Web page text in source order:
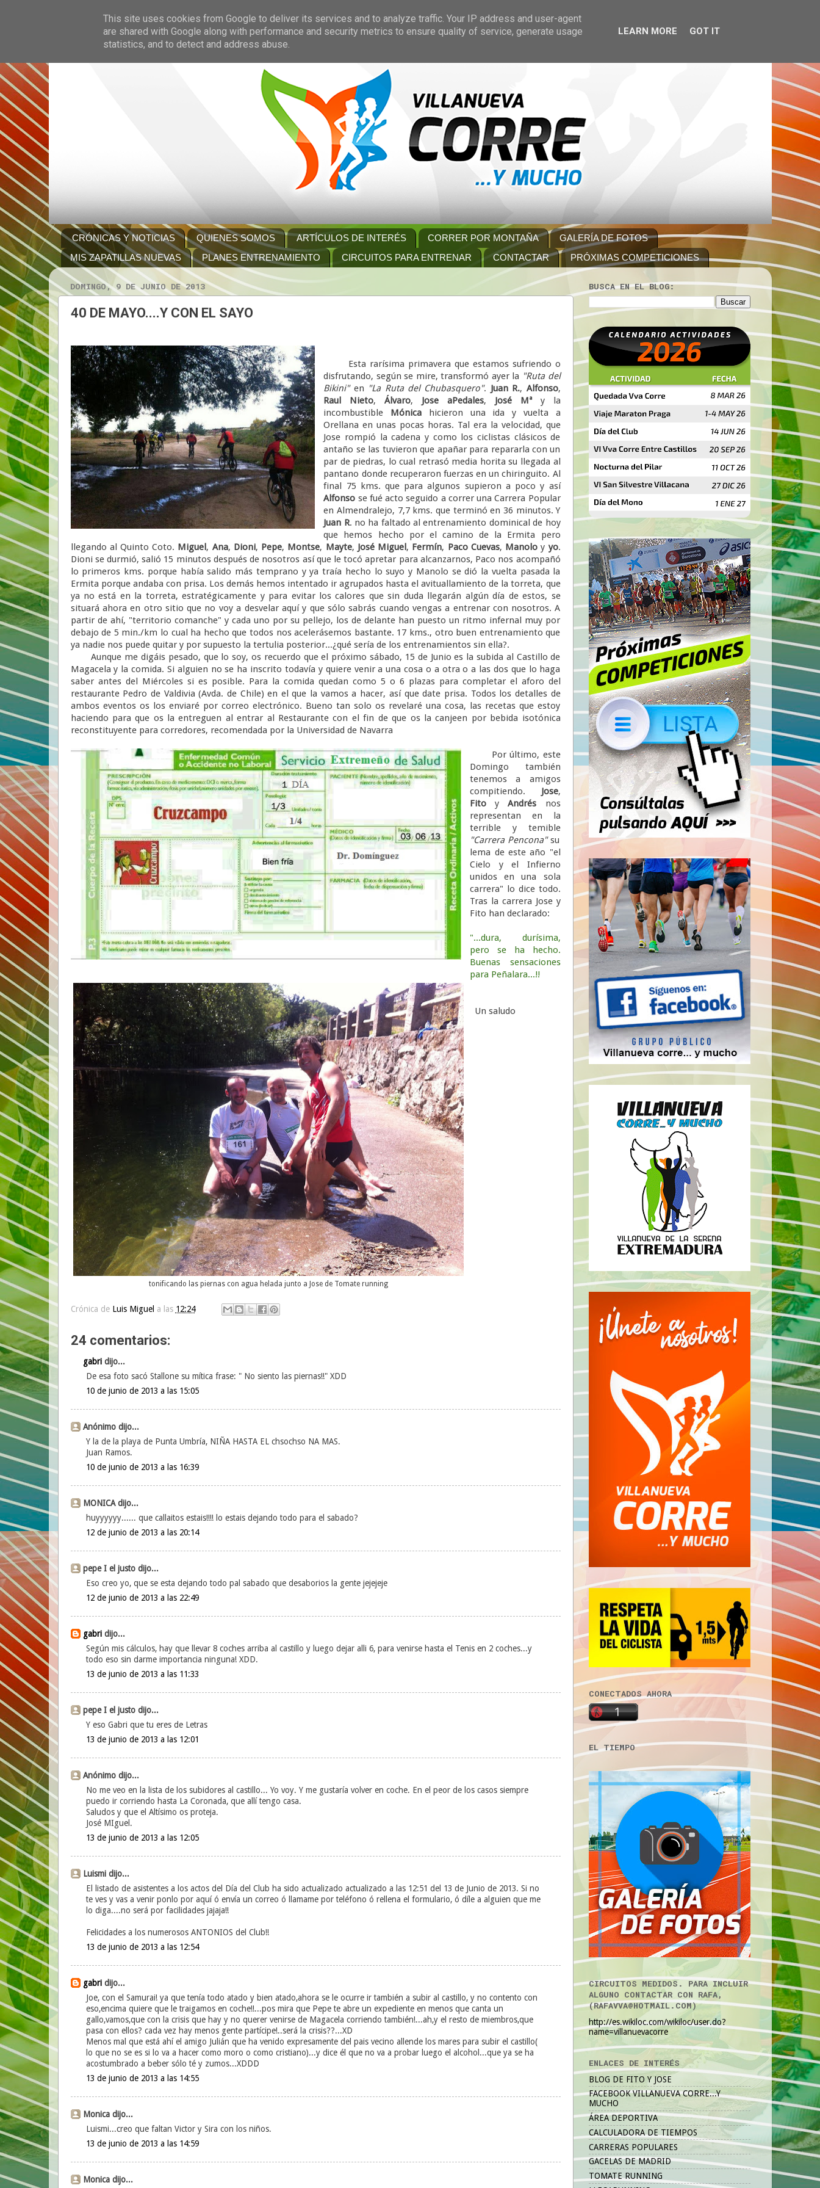
CRÓNICAS Y NOTICIAS QUIENES SOMOS ARTÍCULOS DE INTERÉS CORRER POR MONTAÑA
GALERÍA DE FOTOS
MIS ZAPATILLAS NUEVAS
PLANES ENTRENAMIENTO CIRCUITOS PARA ENTRENAR CONTACTAR PRÓXIMAS COMPETICIONES
DOMINGO, 9 DE JUNIO DE 2013
40 DE MAYO....Y CON EL SAYO
Esta rarísima primavera que estamos sufriendo o
disfrutando, según se mire, transformó ayer la "Ruta del
Bikini"en "La Ruta del Chubasquero". Juan R., Alfonso,
Raul Nieto,Álvaro, Jose aPedales, José Mªy la
incombustible Mónica hicieron una ida y vuelta a
Orellana en unas pocas horas. Tal era la velocidad, que
Jose rompió la cadena y como los ciclistas clásicos de
antaño se las tuvieron que apañar para repararla con un
par de piedras, lo cual retrasó media horita su llegada al
pantano donde recuperaron fuerzas en un chiringuito. Al
final 75 kms. que para algunos supieron a poco y así
Alfonso se fué acto seguido a correr una Carrera Popular
en Almendralejo, 7,7 kms. que terminó en 36 minutos. Y
Juan R. no ha faltado al entrenamiento dominical de hoy
que hemos hecho por el camino de la Ermita pero
llegando al Quinto Coto. Miguel, Ana, Dioni, Pepe, Montse, Mayte, José Miguel, Fermín, Paco Cuevas, Manolo y yo.
Dioni se durmió, salió 15 minutos después de nosotros así que le tocó apretar para alcanzarnos, Paco nos acompañó
lo primeros kms. porque había salido más temprano y ya traía hecho lo suyo y Manolo se dió la vuelta pasada la
Ermita porque andaba con prisa. Los demás hemos intentado ir agrupados hasta el avituallamiento de la torreta, que
ya no está en la torreta, estratégicamente y para evitar los calores que sin duda llegarán algún día de estos, se
situará ahora en otro sitio que no voy a desvelar aquí y que sólo sabrás cuando vengas a entrenar con nosotros. A
partir de ahí, "territorio comanche" y cada uno por su pellejo, los de delante han puesto un ritmo infernal muy por
debajo de 5 min./km lo cual ha hecho que todos nos acelerásemos bastante. 17 kms., otro buen entrenamiento que
ya nadie nos puede quitar y por supuesto la tertulia posterior...¿qué sería de los entrenamientos sin ella?.
Aunque me digáis pesado, que lo soy, os recuerdo que el próximo sábado, 15 de Junio es la subida al Castillo de
Magacela y la comida. Si alguien no se ha inscrito todavía y quiere venir a una cosa o a otra o a las dos que lo haga
saber antes del Miércoles si es posible. Para la comida quedan como 5 o 6 plazas para completar el aforo del
restaurante Pedro de Valdivia (Avda. de Chile) en el que la vamos a hacer, así que date prisa. Todos los detalles de
ambos eventos os los enviaré por correo electrónico. Bueno tan solo os revelaré una cosa, las recetas que estoy
haciendo para que os la entreguen al entrar al Restaurante con el fin de que os la canjeen por bebida isotónica
reconstituyente para corredores, recomendada por la Universidad de Navarra
Por último, este
Domingo también
tenemos a amigos
compitiendo. Jose,
Fito yAndrés nos
representan en la
terrible y temible
"Carrera Pencona"su
lema de este año "el
Cielo y el Infierno
unidos en una sola
carrera" lo dice todo.
Tras la carrera Jose y
Fito han declarado:
"...dura, durísima,
pero se ha hecho.
Buenas sensaciones
para Peñalara...!!
tonificando las piernas con agua helada junto a Jose de Tomate running
Un saludo
Crónica de Luis Miguel a las 12:24
24 comentarios:
gabridijo...
De esa foto sacó Stallone su mítica frase: " No siento las piernas!!" XDD
10 de junio de 2013 a las 15:05
Anónimo dijo...
Y la de la playa de Punta Umbría, NIÑA HASTA EL chsochso NA MAS.
Juan Ramos.
10 de junio de 2013 a las 16:39
MONICA dijo...
huyyyyyy...... que callaitos estais!!!! lo estais dejando todo para el sabado?
12 de junio de 2013 a las 20:14
pepe I el justo dijo...
Eso creo yo, que se esta dejando todo pal sabado que desaborios la gente jejejeje
12 de junio de 2013 a las 22:49
gabridijo...
Según mis cálculos, hay que llevar 8 coches arriba al castillo y luego dejar alli 6, para venirse hasta el Tenis en 2 coches...y
todo eso sin darme importancia ninguna! XDD.
13 de junio de 2013 a las 11:33
pepe I el justo dijo...
Y eso Gabri que tu eres de Letras
13 de junio de 2013 a las 12:01
Anónimo dijo...
No me veo en la lista de los subidores al castillo... Yo voy. Y me gustaría volver en coche. En el peor de los casos siempre
puedo ir corriendo hasta La Coronada, que allí tengo casa.
Saludos y que el Altísimo os proteja.
José MIguel.
13 de junio de 2013 a las 12:05
Luismi dijo...
El listado de asistentes a los actos del Día del Club ha sido actualizado actualizado a las 12:51 del 13 de Junio de 2013. Si no
te ves y vas a venir ponlo por aquí ó envía un correo ó llamame por teléfono ó rellena el formulario, ó díle a alguien que me
lo diga....no será por facilidades jajaja!!
Felicidades a los numerosos ANTONIOS del Club!!
13 de junio de 2013 a las 12:54
gabridijo...
Joe, con el Samurai! ya que tenía todo atado y bien atado,ahora se le ocurre ir también a subir al castillo, y no contento con
eso,encima quiere que le traigamos en coche!!...pos mira que Pepe te abre un expediente en menos que canta un
gallo,vamos,que con la crisis que hay y no querer venirse de Magacela corriendo también!...ah,y el resto de miembros,que
pasa con ellos? cada vez hay menos gente partícipe!..será la crisis??...XD
Menos mal que está ahí el amigo Julián que ha venido expresamente del pais vecino allende los mares para subir el castillo(
lo que no se es si lo va a hacer como moro o como cristiano)...y dice él que no va a probar luego el alcohol...que ya se ha
acostumbrado a beber sólo té y zumos...XDDD
13 de junio de 2013 a las 14:55
Monica dijo...
Luismi...creo que faltan Victor y Sira con los niños.
13 de junio de 2013 a las 14:59
Monica dijo...
BUSCA EN EL BLOG:
CONECTADOS AHORA
EL TIEMPO
CIRCUITOS MEDIDOS. PARA INCLUIR
ALGUNO CONTACTAR CON RAFA,
(RAFAVVA@HOTMAIL.COM)
http://es.wikiloc.com/wikiloc/user.do?
name=villanuevacorre
ENLACES DE INTERÉS
BLOG DE FITO Y JOSE
FACEBOOK VILLANUEVA CORRE...Y
MUCHO
ÁREA DEPORTIVA
CALCULADORA DE TIEMPOS
CARRERAS POPULARES
GACELAS DE MADRID
TOMATE RUNNING
This site uses cookies from Google to deliver its services and to analyze traffic. Your IP address and user-agent
are shared with Google along with performance and security metrics to ensure quality of service, generate usage
statistics, and to detect and address abuse.
LEARN MORE GOT IT